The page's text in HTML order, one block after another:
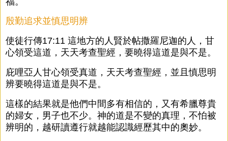
殷勤追求並慎思明辨
使徒行傳17:11 這地方的人賢於帖撒羅尼迦的人，甘
心領受這道，天天考查聖經，要曉得這道是與不是。
庇哩亞人甘心領受真道，天天考查聖經，並且慎思明
辨要曉得這道是與不是。
這樣的結果就是他們中間多有相信的，又有希臘尊貴
的婦女，男子也不少。神的道是不變的真理，不怕被
辨明的，越研讀遵行就越能認識經歷其中的奧妙。